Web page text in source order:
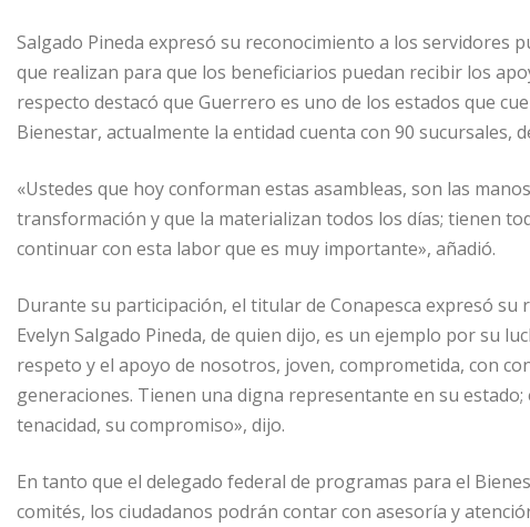
Salgado Pineda expresó su reconocimiento a los servidores
que realizan para que los beneficiarios puedan recibir los
respecto destacó que Guerrero es uno de los estados que
Bienestar, actualmente la entidad cuenta con 90 sucursales,
«Ustedes que hoy conforman estas asambleas, son las
transformación y que la materializan todos los días; tienen
continuar con esta labor que es muy importante», añadió.
Durante su participación, el titular de Conapesca expresó
Evelyn Salgado Pineda, de quien dijo, es un ejemplo por su
respeto y el apoyo de nosotros, joven, comprometida, con
generaciones. Tienen una digna representante en su
tenacidad, su compromiso», dijo.
En tanto que el delegado federal de programas para el
comités, los ciudadanos podrán contar con asesoría y